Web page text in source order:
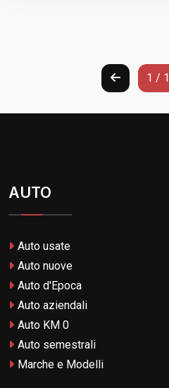
1 / 1
AUTO
Auto usate
Auto nuove
Auto d'Epoca
Auto aziendali
Auto KM 0
Auto semestrali
Marche e Modelli